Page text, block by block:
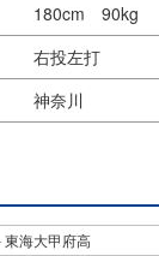
180cm 90kg
右投左打
神奈川
海大甲府高